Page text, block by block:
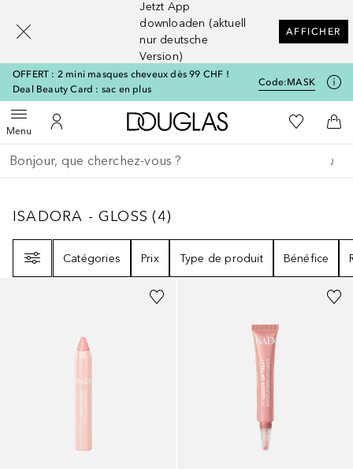
Jetzt App
downloaden (aktuell
nur deutsche
Version)
AFFICHER
OFFERT : 2 mini masques cheveux dès 99 CHF !
Deal Beauty Card : sac en plus
Code:MASK
MenuOuvrir le menuVers Mon Compte
Vers l'accueil Douglas
Vers Ma
Retourner
Exécuter la recherche
ISADORA - GLOSS4
ISADORA - GLOSS (4)
Catégories
Prix Type de produit Bénéfice
+ + 1
[navigation.slideout.screenreader]